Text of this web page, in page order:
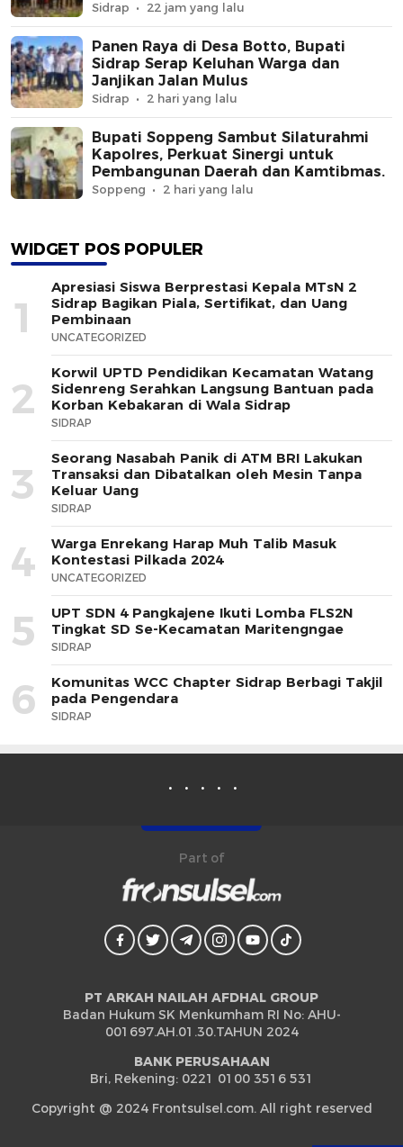
Sidrap 22 jam yang lalu
Panen Raya di Desa Botto, Bupati
Sidrap Serap Keluhan Warga dan
Janjikan Jalan Mulus
Sidrap 2 hari yang lalu
Bupati Soppeng Sambut Silaturahmi
Kapolres, Perkuat Sinergi untuk
Pembangunan Daerah dan Kamtibmas.
Soppeng 2 hari yang lalu
WIDGET POS POPULER
1
Apresiasi Siswa Berprestasi Kepala MTsN 2
Sidrap Bagikan Piala, Sertifikat, dan Uang
Pembinaan
UNCATEGORIZED
2
Korwil UPTD Pendidikan Kecamatan Watang
Sidenreng Serahkan Langsung Bantuan pada
Korban Kebakaran di Wala Sidrap
SIDRAP
3
Seorang Nasabah Panik di ATM BRI Lakukan
Transaksi dan Dibatalkan oleh Mesin Tanpa
Keluar Uang
SIDRAP
4
Warga Enrekang Harap Muh Talib Masuk
Kontestasi Pilkada 2024
UNCATEGORIZED
5
UPT SDN 4 Pangkajene Ikuti Lomba FLS2N
Tingkat SD Se-Kecamatan Maritengngae
SIDRAP
6
Komunitas WCC Chapter Sidrap Berbagi Takjil
pada Pengendara
SIDRAP
Part of
PT ARKAH NAILAH AFDHAL GROUP
Badan Hukum SK Menkumham RI No: AHU-
001697.AH.01.30.TAHUN 2024
BANK PERUSAHAAN
Bri, Rekening: 0221 0100 3516 531
Copyright @ 2024 Frontsulsel.com. All right reserved